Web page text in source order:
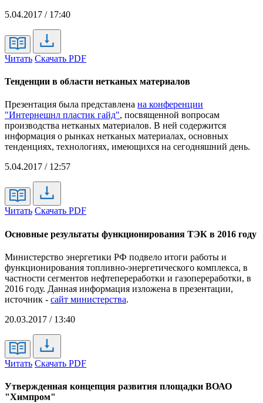
5.04.2017 / 17:40
Читать Скачать PDF
Тенденции в области нетканых материалов
Презентация была представлена на конференции
"Интернешнл пластик гайд", посвященной вопросам
производства нетканых материалов. В ней содержится
информация о рынках нетканых материалах, основных
тенденциях, технологиях, имеющихся на сегодняшний день.
5.04.2017 / 12:57
Читать Скачать PDF
Основные результаты функционирования ТЭК в 2016 году
Министерство энергетики РФ подвело итоги работы и
функционирования топливно-энергетического комплекса, в
частности сегментов нефтепереработки и газопереработки, в
2016 году. Данная информация изложена в презентации,
источник - сайт министерства.
20.03.2017 / 13:40
Читать Скачать PDF
Утвержденная концепция развития площадки ВОАО
"Химпром"